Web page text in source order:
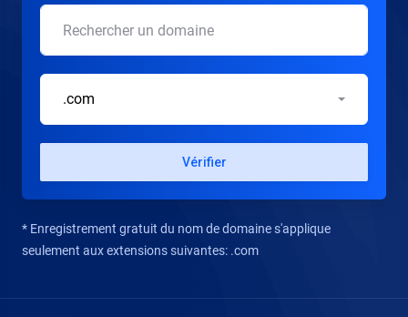
.com
Vérifier
* Enregistrement gratuit du nom de domaine s'applique
seulement aux extensions suivantes: .com